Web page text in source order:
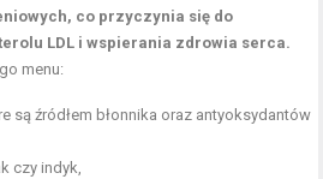
co przyczynia się do
LDL i wspierania zdrowia serca.
menu:
są źródłem błonnika oraz antyoksydantów
czy indyk,